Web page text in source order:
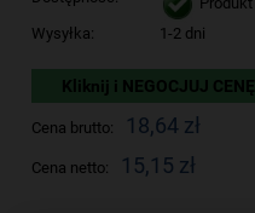
Wysyłka:
1-2 dni
Kliknij i NEGOCJUJ CENĘ
Cena brutto: 18,64 zł
Cena netto: 15,15 zł